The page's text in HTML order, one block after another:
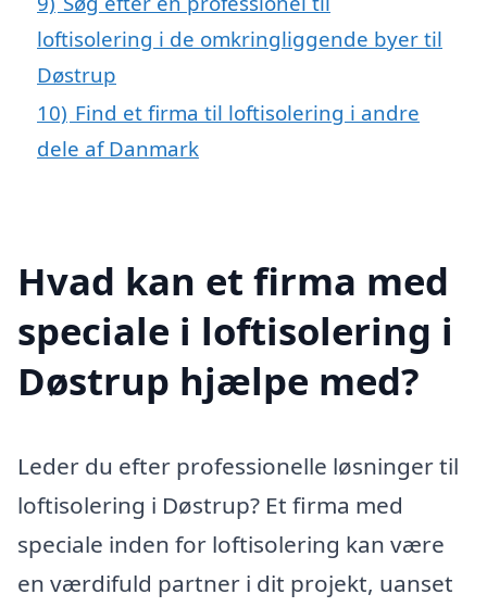
loftisolering i de omkringliggende byer til
Døstrup
10) Find et firma til loftisolering i andre
dele af Danmark
Hvad kan et firma med
speciale i loftisolering i
Døstrup hjælpe med?
Leder du efter professionelle løsninger til
loftisolering i Døstrup? Et firma med
speciale inden for loftisolering kan være
en værdifuld partner i dit projekt, uanset